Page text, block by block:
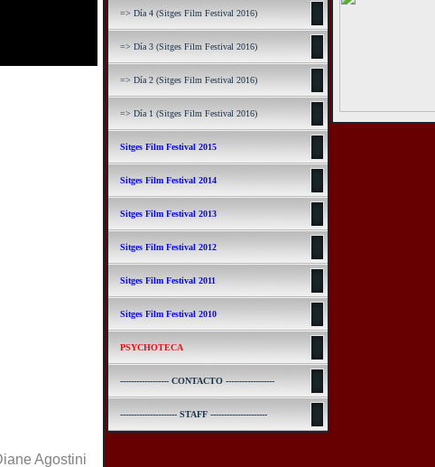
Agostini
=> Día 4 (Sitges Film Festival 2016)
=> Día 3 (Sitges Film Festival 2016)
=> Día 2 (Sitges Film Festival 2016)
=> Día 1 (Sitges Film Festival 2016)
Sitges Film Festival 2015
Sitges Film Festival 2014
Sitges Film Festival 2013
Sitges Film Festival 2012
Sitges Film Festival 2011
Sitges Film Festival 2010
PSYCHOTECA
------------------ CONTACTO ------------------
--------------------- STAFF ---------------------